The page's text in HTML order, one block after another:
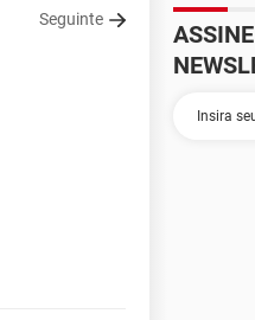
Seguinte